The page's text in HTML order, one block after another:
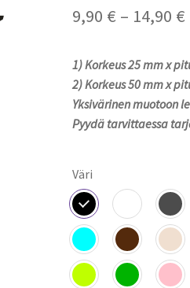
9,90 € – 14,90 €
-
1) Korkeus 25 mm x
2) Korkeus 50 mm x
Yksivärinen muotoon
Pyydä tarvittaessa
Väri